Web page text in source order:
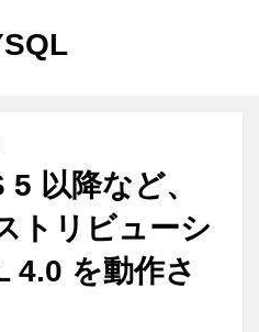
以降など、
トリビューシ
4.0 を動作さ